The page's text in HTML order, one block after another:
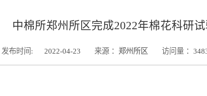
中棉所郑州所区完成2022年棉花科研
发布时间: 2022-04-23 来源 ：郑州所区 访问量 ：